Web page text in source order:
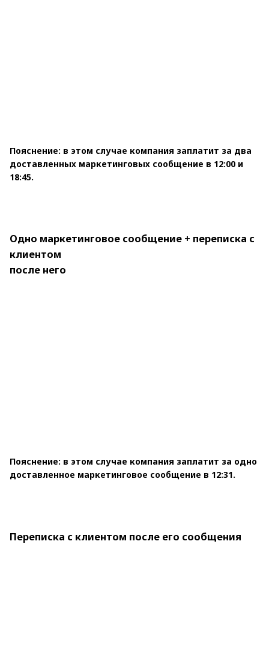
Пояснение: в этом случае компания заплатит за два
доставленных маркетинговых сообщение в 12:00 и
18:45.
Одно маркетинговое сообщение + переписка с
клиентом
после него
Пояснение: в этом случае компания заплатит за одно
доставленное маркетинговое сообщение в 12:31.
Переписка с клиентом после его сообщения